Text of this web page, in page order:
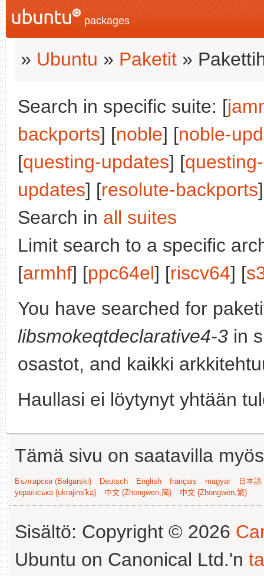
packages
» Ubuntu » Paketit »
Search in specific suite: [
backports] [noble] [noble-
[questing-updates] [
updates] [resolute-backports
Search in all suites
Limit search to a specific
[armhf] [ppc64el] [riscv64] [
You have searched for
libsmokeqtdeclarative4-3 in
osastot, and kaikki
Haullasi ei löytynyt yhtään
Tämä sivu on saatavilla
Български (Bəlgarski) Deutsch English français magyar
日本
українська (ukrajins'ka)
中文 (Zhongwen,简) 中文 (Zhongwen,繁)
Sisältö: Copyright © 2026
Ubuntu on Canonical Ltd.'n